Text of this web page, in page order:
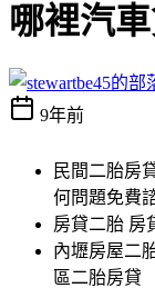
哪裡汽
9年前
民間二胎房
何問題免費
房貸二胎 房
內壢房屋二
區二胎房貸